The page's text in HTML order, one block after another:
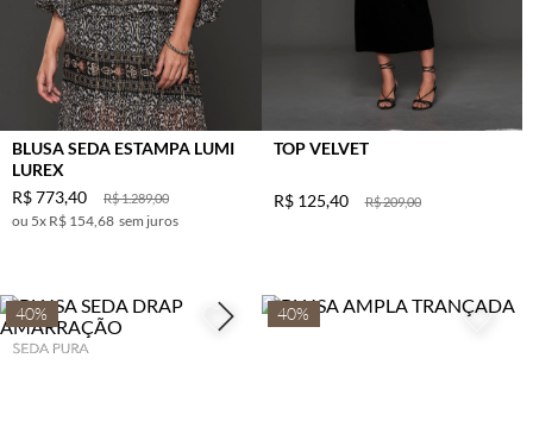
AZUL DENIN
PRETO C/
TERRACOTA
BLUSA SEDA ESTAMPA LUMI
LUREX
R$1.289,00
R$773,40
5x R$ 154,68 sem juros
TOP VELVET
R$209,00
R$ 125,40
40% 40%